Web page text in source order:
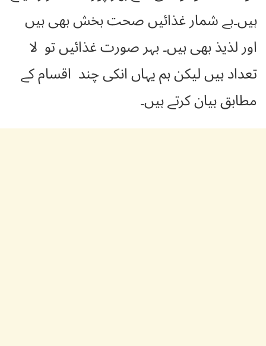
ہیں۔بے شمار غذائیں صحت بخش بھی ہیں
اور لذیذ بھی ہیں۔ بہر صورت غذائیں تو لا
تعداد ہیں لیکن ہم یہاں انکی چند اقسام کے
مطابق بیان کرتے ہیں۔